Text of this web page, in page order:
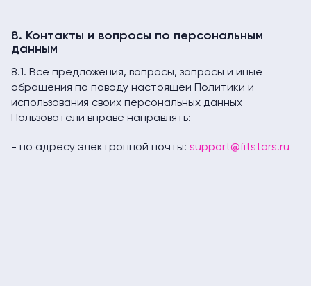
8. Контакты и вопросы по персональным
данным
8.1. Все предложения, вопросы, запросы и иные
обращения по поводу настоящей Политики и
использования своих персональных данных
Пользователи вправе направлять:
- по адресу электронной почты: support@fitstars.ru